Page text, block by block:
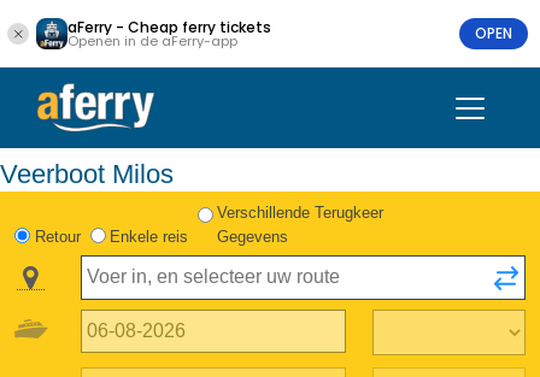
aFerry - Cheap ferry tickets
Openen in de aFerry-app OPEN
Veerboot Milos
Retour Enkele reis
Verschillende Terugkeer
Gegevens